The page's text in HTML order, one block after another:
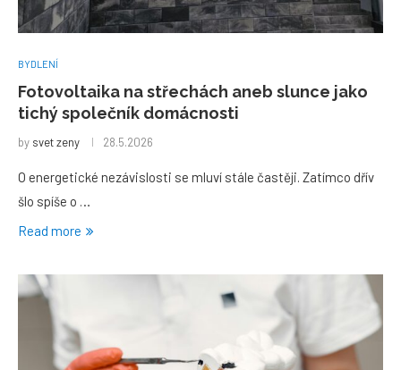
BYDLENÍ
Fotovoltaika na střechách aneb slunce jako
tichý společník domácnosti
by svet zeny 28.5.2026
O energetické nezávislosti se mluví stále častěji. Zatímco dřív
šlo spíše o …
Read more